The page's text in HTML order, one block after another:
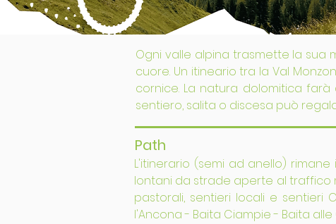
Ogni valle alpina trasmette la sua
cuore. Un itineario tra la Val
cornice. La natura dolomitica
sentiero, salita o discesa può
Path
L'itinerario (semi ad anello)
lontani da strade aperte al traffico
pastorali, sentieri locali e sentieri
l'Ancona - Baita Ciampie - Baita